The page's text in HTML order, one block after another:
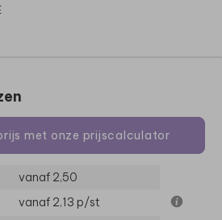
met onze prijscalculator
vanaf 2,50
vanaf 2,13 p/st